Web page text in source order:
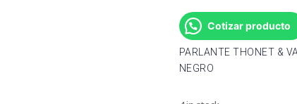
Cotizar producto
PARLANTE THONET &
NEGRO